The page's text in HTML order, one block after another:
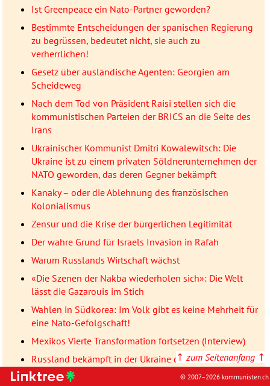
Ist Greenpeace ein Nato-Partner geworden?
Bestimmte Entscheidungen der spanischen Regierung
zu begrüssen, bedeutet nicht, sie auch zu
verherrlichen!
Gesetz über ausländische Agenten: Georgien am
Scheideweg
Nach dem Tod von Präsident Raisi stellen sich die
kommunistischen Parteien der BRICS an die Seite des
Irans
Ukrainischer Kommunist Dmitri Kowalewitsch: Die
Ukraine ist zu einem privaten Söldnerunternehmen der
NATO geworden, das deren Gegner bekämpft
Kanaky – oder die Ablehnung des französischen
Kolonialismus
Zensur und die Krise der bürgerlichen Legitimität
Der wahre Grund für Israels Invasion in Rafah
Warum Russlands Wirtschaft wächst
«Die Szenen der Nakba wiederholen sich»: Die Welt
lässt die Gazarouis im Stich
Wahlen in Südkorea: Im Volk gibt es keine Mehrheit für
eine Nato-Gefolgschaft!
Mexikos Vierte Transformation fortsetzen (Interview)
Russland bekämpft in der Ukraine den Neonazismus
Donezker Erklärung: Wir führen einen defensiven,
↑ zum Seitenanfang ↑
© 2007–2026 kommunisten.ch